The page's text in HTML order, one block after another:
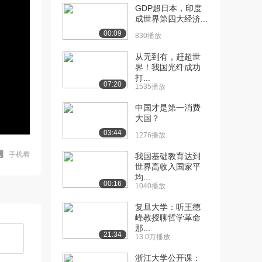
手机看
00:09
GDP超日本，印度
成世界第四大经济...
830播放
07:20
从无到有，赶超世
界！我国光纤成功
打...
1535播放
03:44
中国才是第一消费
大国？
1276播放
00:16
我国基础教育达到
世界高收入国家平
均...
1040播放
21:34
复旦大学：听王德
峰教授聊哲学革命
那...
13.0万播放
浙江大学公开课：